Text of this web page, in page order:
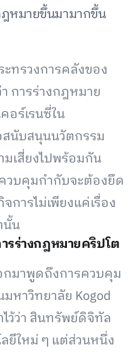
หมายขึ้นมามากขึ้น
ะทรวงการคลังของ
การร่างกฎหมาย
ร์เรนซี่ใน
สนับสนุนนวัตกรรม
เสี่ยงไปพร้อมกัน
วบคุมกำกับจะต้องยึด
การไม่เพียงแค่เรื่อง
นั้น
รร่างกฎหมายคริปโต
มาพูดถึงการควบคุม
มหาวิทยาลัย Kogod
ไว้ว่า สินทรัพย์ดิจิทัล
ยีใหม่ ๆ แต่ส่วนหนึ่ง